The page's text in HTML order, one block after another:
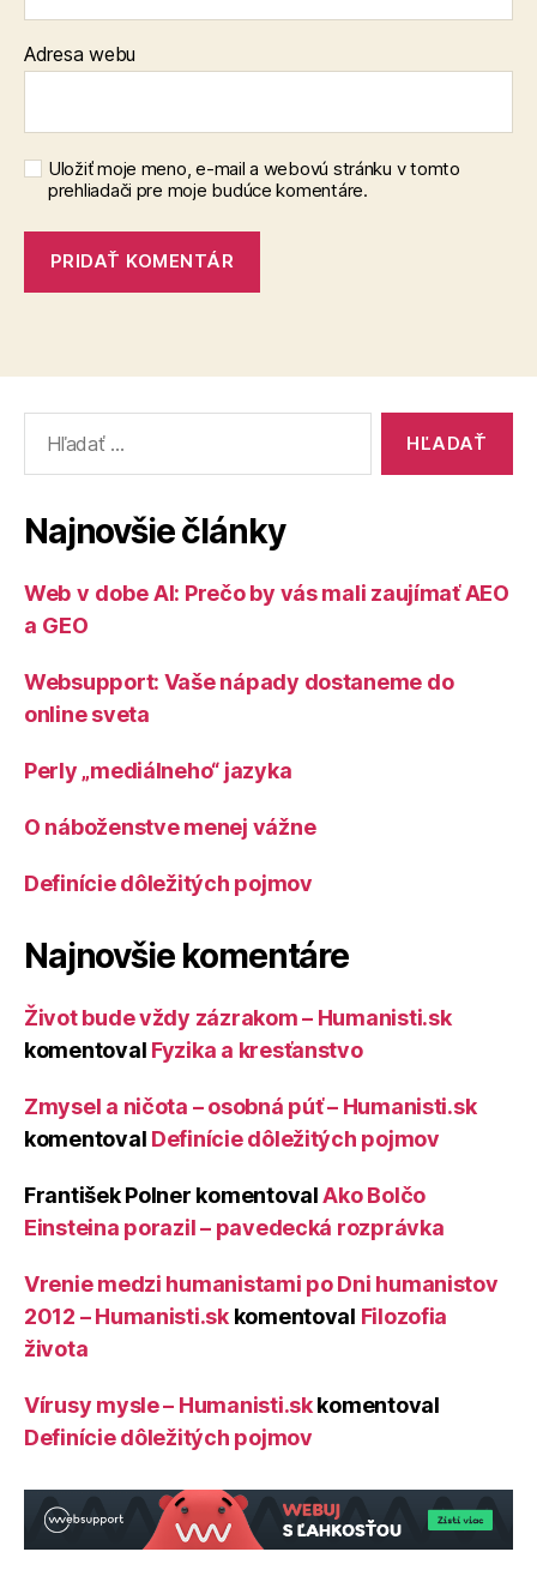
Adresa webu
Uložiť moje meno, e-mail a webovú stránku v tomto
prehliadači pre moje budúce komentáre.
Najnovšie články
Web v dobe AI: Prečo by vás mali zaujímať AEO
a GEO
Websupport: Vaše nápady dostaneme do
online sveta
Perly „mediálneho“ jazyka
O náboženstve menej vážne
Definície dôležitých pojmov
Najnovšie komentáre
Život bude vždy zázrakom – Humanisti.sk
komentoval Fyzika a kresťanstvo
Zmysel a ničota – osobná púť – Humanisti.sk
komentoval Definície dôležitých pojmov
František Polner komentovalAko Bolčo
Einsteina porazil – pavedecká rozprávka
Vrenie medzi humanistami po Dni humanistov
2012 – Humanisti.skkomentoval Filozofia
života
Vírusy mysle – Humanisti.skkomentoval
Definície dôležitých pojmov